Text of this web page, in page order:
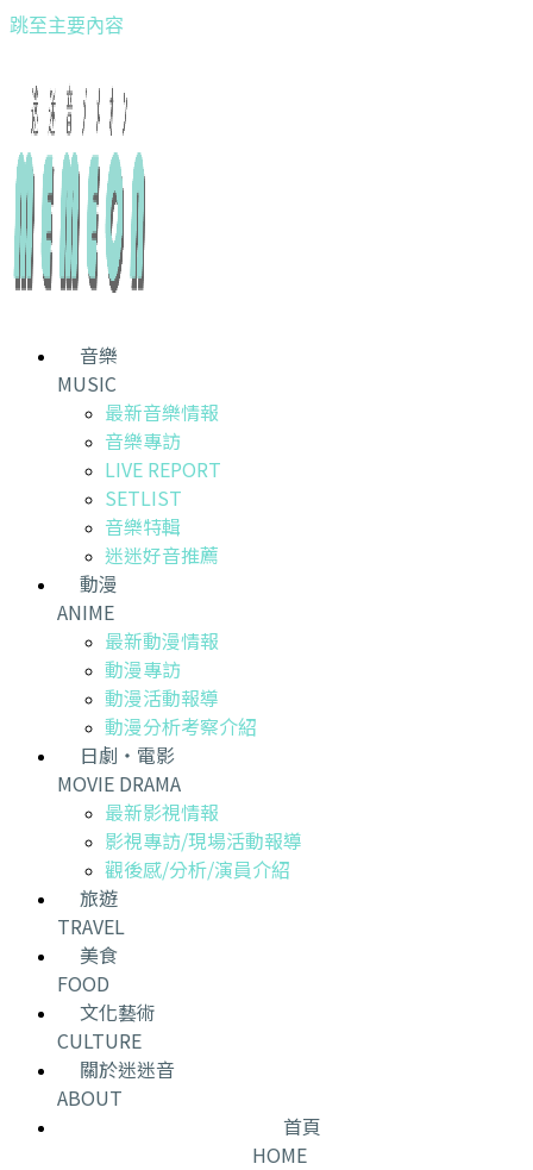
跳至主要內容
音樂
MUSIC
最新音樂情報
音樂專訪
LIVE REPORT
SETLIST
音樂特輯
迷迷好音推薦
動漫
ANIME
最新動漫情報
動漫專訪
動漫活動報導
動漫分析考察介紹
日劇・電影
MOVIE DRAMA
最新影視情報
影視專訪/現場活動報導
觀後感/分析/演員介紹
旅遊
TRAVEL
美食
FOOD
文化藝術
CULTURE
關於迷迷音
ABOUT
首頁
HOME